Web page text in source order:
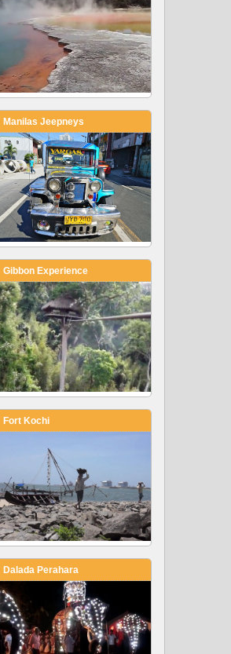
Manilas Jeepneys
Gibbon Experience
Fort Kochi
Dalada Perahara